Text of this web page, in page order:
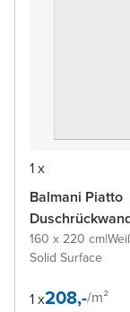
1 x
Balmani Piatto
160 x 220 cm|
Solid Surface
1 x208,-/m²